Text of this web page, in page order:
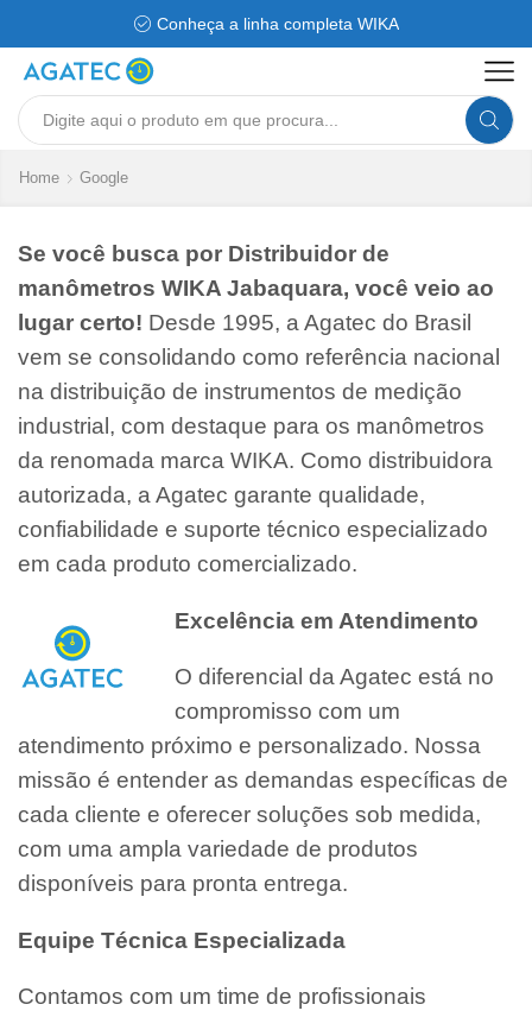
Conheça a linha completa WIKA
Search
Home Google
Se você busca por Distribuidor de
manômetros WIKA Jabaquara, você veio ao
lugar certo! Desde 1995, a Agatec do Brasil
vem se consolidando como referência nacional
na distribuição de instrumentos de medição
industrial, com destaque para os manômetros
da renomada marca WIKA. Como distribuidora
autorizada, a Agatec garante qualidade,
confiabilidade e suporte técnico especializado
em cada produto comercializado.
Excelência em Atendimento
O diferencial da Agatec está no
compromisso com um
atendimento próximo e personalizado. Nossa
missão é entender as demandas específicas de
cada cliente e oferecer soluções sob medida,
com uma ampla variedade de produtos
disponíveis para pronta entrega.
Equipe Técnica Especializada
Contamos com um time de profissionais